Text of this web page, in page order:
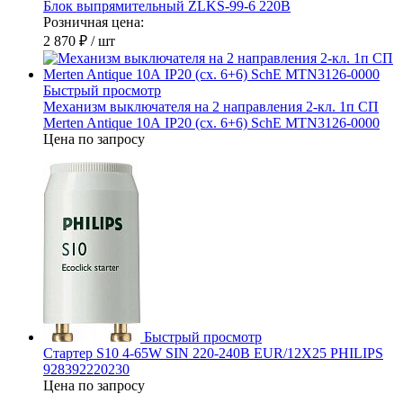
Блок выпрямительный ZLKS-99-6 220В
Розничная цена:
2 870 ₽ / шт
Быстрый просмотр
Механизм выключателя на 2 направления 2-кл. 1п СП
Merten Antique 10А IP20 (сх. 6+6) SchE MTN3126-0000
Цена по запросу
Быстрый просмотр
Стартер S10 4-65W SIN 220-240В EUR/12X25 PHILIPS
928392220230
Цена по запросу